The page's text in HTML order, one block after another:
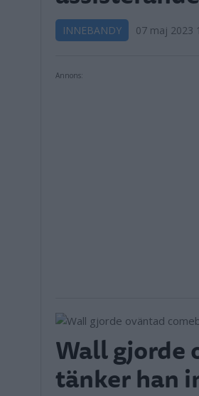
INNEBANDY 07 maj 2023
Annons:
Wall gjorde
tänker han